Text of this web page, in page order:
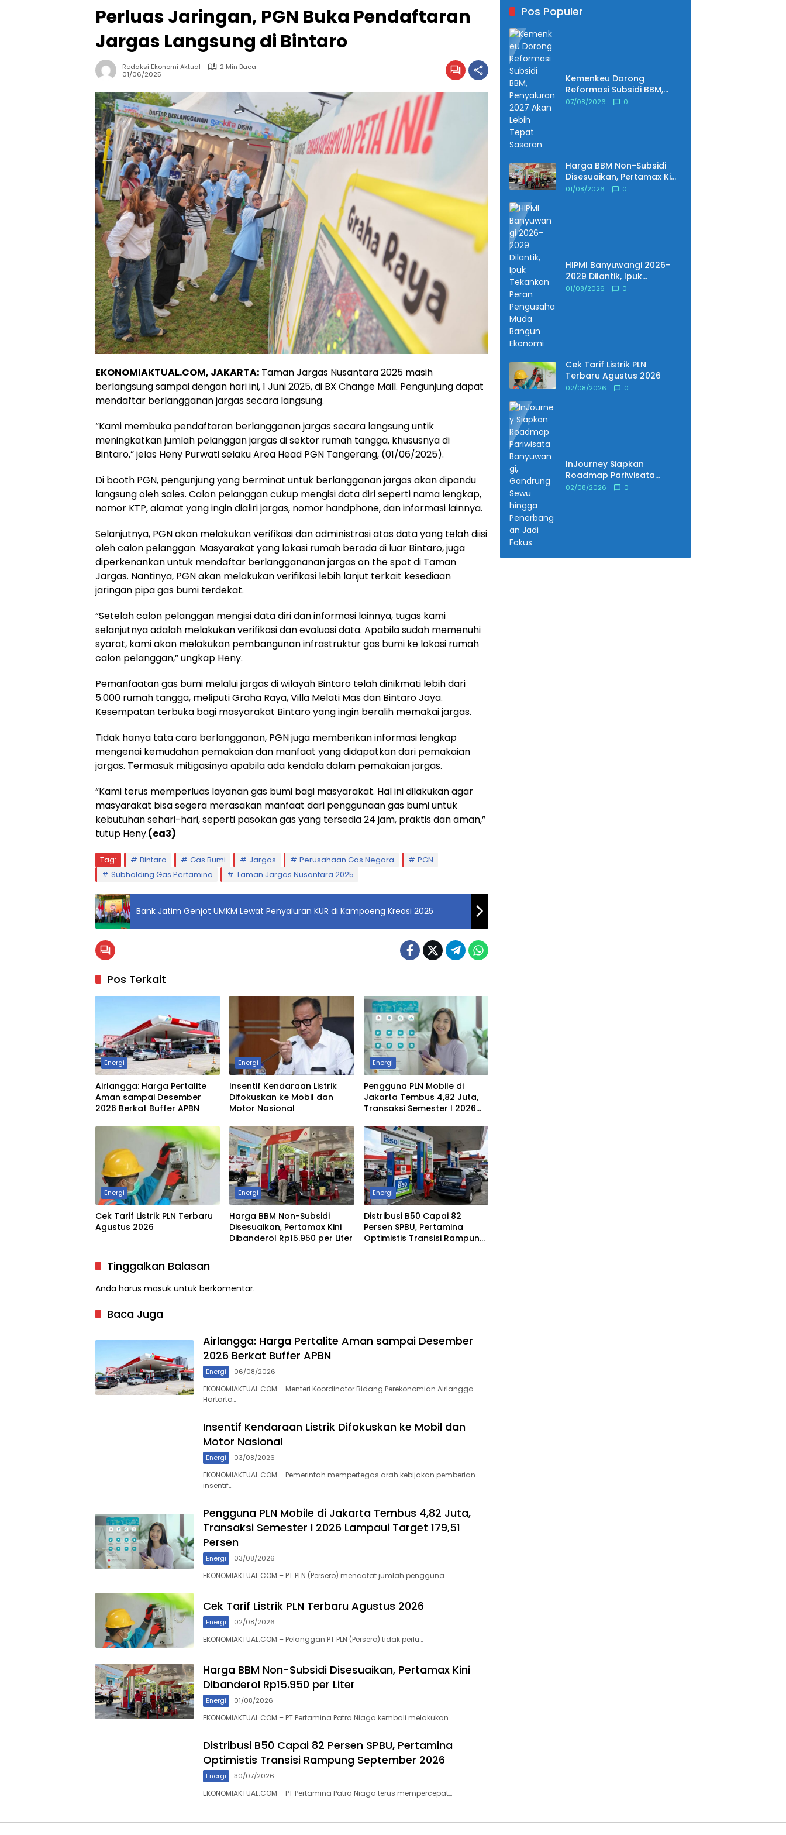
Perluas Jaringan, PGN Buka Pendaftaran
Jargas Langsung di Bintaro
Redaksi Ekonomi Aktual
2 Min Baca
01/06/2025
EKONOMIAKTUAL.COM, JAKARTA: Taman Jargas Nusantara 2025 masih
berlangsung sampai dengan hari ini, 1 Juni 2025, di BX Change Mall. Pengunjung dapat
mendaftar berlangganan jargas secara langsung.
“Kami membuka pendaftaran berlangganan jargas secara langsung untik
meningkatkan jumlah pelanggan jargas di sektor rumah tangga, khususnya di
Bintaro,” jelas Heny Purwati selaku Area Head PGN Tangerang, (01/06/2025).
Di booth PGN, pengunjung yang berminat untuk berlangganan jargas akan dipandu
langsung oleh sales. Calon pelanggan cukup mengisi data diri seperti nama lengkap,
nomor KTP, alamat yang ingin dialiri jargas, nomor handphone, dan informasi lainnya.
Selanjutnya, PGN akan melakukan verifikasi dan administrasi atas data yang telah diisi
oleh calon pelanggan. Masyarakat yang lokasi rumah berada di luar Bintaro, juga
diperkenankan untuk mendaftar berlanggananan jargas on the spot di Taman
Jargas. Nantinya, PGN akan melakukan verifikasi lebih lanjut terkait kesediaan
jaringan pipa gas bumi terdekat.
“Setelah calon pelanggan mengisi data diri dan informasi lainnya, tugas kami
selanjutnya adalah melakukan verifikasi dan evaluasi data. Apabila sudah memenuhi
syarat, kami akan melakukan pembangunan infrastruktur gas bumi ke lokasi rumah
calon pelanggan,” ungkap Heny.
Pemanfaatan gas bumi melalui jargas di wilayah Bintaro telah dinikmati lebih dari
5.000 rumah tangga, meliputi Graha Raya, Villa Melati Mas dan Bintaro Jaya.
Kesempatan terbuka bagi masyarakat Bintaro yang ingin beralih memakai jargas.
Tidak hanya tata cara berlangganan, PGN juga memberikan informasi lengkap
mengenai kemudahan pemakaian dan manfaat yang didapatkan dari pemakaian
jargas. Termasuk mitigasinya apabila ada kendala dalam pemakaian jargas.
“Kami terus memperluas layanan gas bumi bagi masyarakat. Hal ini dilakukan agar
masyarakat bisa segera merasakan manfaat dari penggunaan gas bumi untuk
kebutuhan sehari-hari, seperti pasokan gas yang tersedia 24 jam, praktis dan aman,”
tutup Heny.(ea3)
Tag: Bintaro Gas Bumi Jargas Perusahaan Gas Negara
PGN
Subholding Gas Pertamina
Taman Jargas Nusantara 2025
Bank Jatim Genjot UMKM Lewat Penyaluran KUR di Kampoeng Kreasi 2025
Pos Terkait
Energi
Airlangga: Harga Pertalite
Aman sampai Desember
2026 Berkat Buffer APBN
Energi
Insentif Kendaraan Listrik
Difokuskan ke Mobil dan
Motor Nasional
Energi
Pengguna PLN Mobile di
Jakarta Tembus 4,82 Juta,
Transaksi Semester I 2026
Energi
Cek Tarif Listrik PLN Terbaru
Agustus 2026
Energi
Harga BBM Non-Subsidi
Disesuaikan, Pertamax Kini
Dibanderol Rp15.950 per Liter
Energi
Distribusi B50 Capai 82
Persen SPBU, Pertamina
Optimistis Transisi Rampung
Tinggalkan Balasan
Anda harus masuk untuk berkomentar.
Baca Juga
Airlangga: Harga Pertalite Aman sampai Desember
2026 Berkat Buffer APBN
Energi 06/08/2026
EKONOMIAKTUAL.COM – Menteri Koordinator Bidang Perekonomian Airlangga
Hartarto…
Insentif Kendaraan Listrik Difokuskan ke Mobil dan
Motor Nasional
Energi 03/08/2026
EKONOMIAKTUAL.COM – Pemerintah mempertegas arah kebijakan pemberian
insentif…
Pengguna PLN Mobile di Jakarta Tembus 4,82 Juta,
Transaksi Semester I 2026 Lampaui Target 179,51
Persen
Energi 03/08/2026
EKONOMIAKTUAL.COM – PT PLN (Persero) mencatat jumlah pengguna…
Cek Tarif Listrik PLN Terbaru Agustus 2026
Energi 02/08/2026
EKONOMIAKTUAL.COM – Pelanggan PT PLN (Persero) tidak perlu…
Harga BBM Non-Subsidi Disesuaikan, Pertamax Kini
Dibanderol Rp15.950 per Liter
Energi 01/08/2026
EKONOMIAKTUAL.COM – PT Pertamina Patra Niaga kembali melakukan…
Distribusi B50 Capai 82 Persen SPBU, Pertamina
Optimistis Transisi Rampung September 2026
Energi 30/07/2026
EKONOMIAKTUAL.COM – PT Pertamina Patra Niaga terus mempercepat…
Pos Populer
Kemenkeu Dorong
Reformasi Subsidi BBM,
Penyaluran 2027 Akan
07/08/2026 0
Harga BBM Non-Subsidi
Disesuaikan, Pertamax Kini
Dibanderol Rp15.950 per
01/08/2026 0
HIPMI Banyuwangi 2026–
2029 Dilantik, Ipuk
Tekankan Peran
01/08/2026 0
Cek Tarif Listrik PLN
Terbaru Agustus 2026
02/08/2026 0
InJourney Siapkan
Roadmap Pariwisata
Banyuwangi, Gandrung
02/08/2026 0